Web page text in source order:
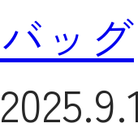
バッグ